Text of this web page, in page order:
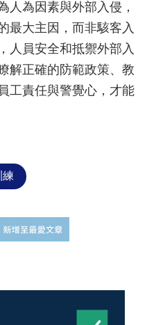
為因素與外部入侵，
最大主因，而非駭客入
人員安全和抵禦外部入
解正確的防範政策、教
工責任與警覺心，才能
練